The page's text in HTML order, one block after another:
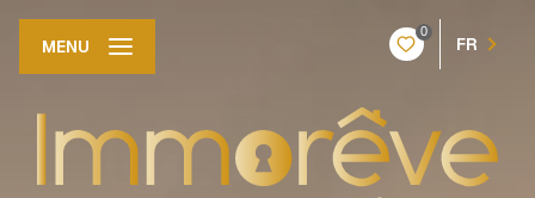
0
FR
MENU